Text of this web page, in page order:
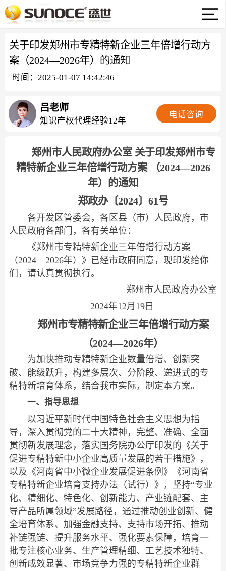
关于印发郑州市专精特新企业三年倍增行动方
案（2024—2026年）的通知
时间：2025-01-07 14:42:46
吕老师
知识产权代理经验12年
电话咨询
郑州市人民政府办公室 关于印发郑州市专
精特新企业三年倍增行动方案 （2024—2026
年）的通知
郑政办〔2024〕61号
各开发区管委会，各区县（市）人民政府，市
人民政府各部门，各有关单位：
《郑州市专精特新企业三年倍增行动方案
（2024—2026年）》已经市政府同意，现印发给你
们，请认真贯彻执行。
郑州市人民政府办公室
2024年12月19日
郑州市专精特新企业三年倍增行动方案
（2024—2026年）
为加快推动专精特新企业数量倍增、创新突
破、能级跃升，构建多层次、分阶段、递进式的专
精特新培育体系，结合我市实际，制定本方案。
一、指导思想
以习近平新时代中国特色社会主义思想为指
导，深入贯彻党的二十大精神，完整、准确、全面
贯彻新发展理念，落实国务院办公厅印发的《关于
促进专精特新中小企业高质量发展的若干措施》，
以及《河南省中小微企业发展促进条例》《河南省
专精特新企业培育支持办法（试行）》，坚持“专业
化、精细化、特色化、创新能力、产业链配套、主
导产品所属领域”发展路径，通过推动创业创新、健
全培育体系、加强金融支持、支持市场开拓、推动
补链强链、提升服务水平、强化要素保障，培育一
批专注核心业务、生产管理精细、工艺技术独特、
创新成效显著、市场竞争力强的专精特新企业群